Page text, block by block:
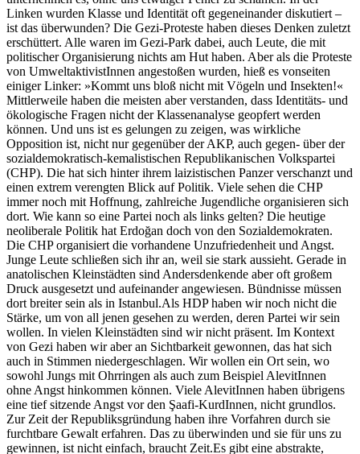
Linken wurden Klasse und Identität oft gegeneinander diskutiert –
ist das überwunden? Die Gezi-Proteste haben dieses Denken zuletzt
erschüttert. Alle waren im Gezi-Park dabei, auch Leute, die mit
politischer Organisierung nichts am Hut haben. Aber als die Proteste
von UmweltaktivistInnen angestoßen wurden, hieß es vonseiten
einiger Linker: »Kommt uns bloß nicht mit Vögeln und Insekten!«
Mittlerweile haben die meisten aber verstanden, dass Identitäts- und
ökologische Fragen nicht der Klassenanalyse geopfert werden
können. Und uns ist es gelungen zu zeigen, was wirkliche
Opposition ist, nicht nur gegenüber der AKP, auch gegen- über der
sozialdemokratisch-kemalistischen Republikanischen Volkspartei
(CHP). Die hat sich hinter ihrem laizistischen Panzer verschanzt und
einen extrem verengten Blick auf Politik. Viele sehen die CHP
immer noch mit Hoffnung, zahlreiche Jugendliche organisieren sich
dort. Wie kann so eine Partei noch als links gelten? Die heutige
neoliberale Politik hat Erdoğan doch von den Sozialdemokraten.
Die CHP organisiert die vorhandene Unzufriedenheit und Angst.
Junge Leute schließen sich ihr an, weil sie stark aussieht. Gerade in
anatolischen Kleinstädten sind Andersdenkende aber oft großem
Druck ausgesetzt und aufeinander angewiesen. Bündnisse müssen
dort breiter sein als in Istanbul.Als HDP haben wir noch nicht die
Stärke, um von all jenen gesehen zu werden, deren Partei wir sein
wollen. In vielen Kleinstädten sind wir nicht präsent. Im Kontext
von Gezi haben wir aber an Sichtbarkeit gewonnen, das hat sich
auch in Stimmen niedergeschlagen. Wir wollen ein Ort sein, wo
sowohl Jungs mit Ohrringen als auch zum Beispiel AlevitInnen
ohne Angst hinkommen können. Viele AlevitInnen haben übrigens
eine tief sitzende Angst vor den Şaafi-KurdInnen, nicht grundlos.
Zur Zeit der Republiksgründung haben ihre Vorfahren durch sie
furchtbare Gewalt erfahren. Das zu überwinden und sie für uns zu
gewinnen, ist nicht einfach, braucht Zeit.Es gibt eine abstrakte,